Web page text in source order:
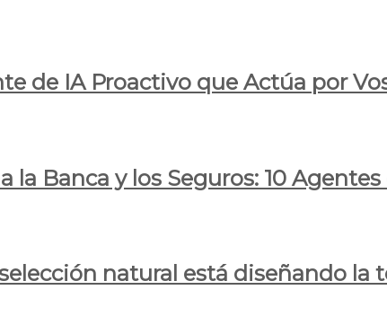
de IA Proactivo que Actúa por
la Banca y los Seguros: 10
natural está diseñando